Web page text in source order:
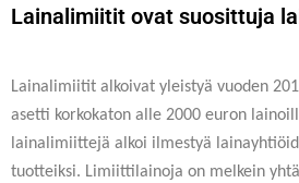
Lainalimiitit ovat suosittuja
Lainalimiitit alkoivat yleistyä vuoden
asetti korkokaton alle 2000 euron
lainalimiittejä alkoi ilmestyä
tuotteiksi. Limiittilainoja on melkein